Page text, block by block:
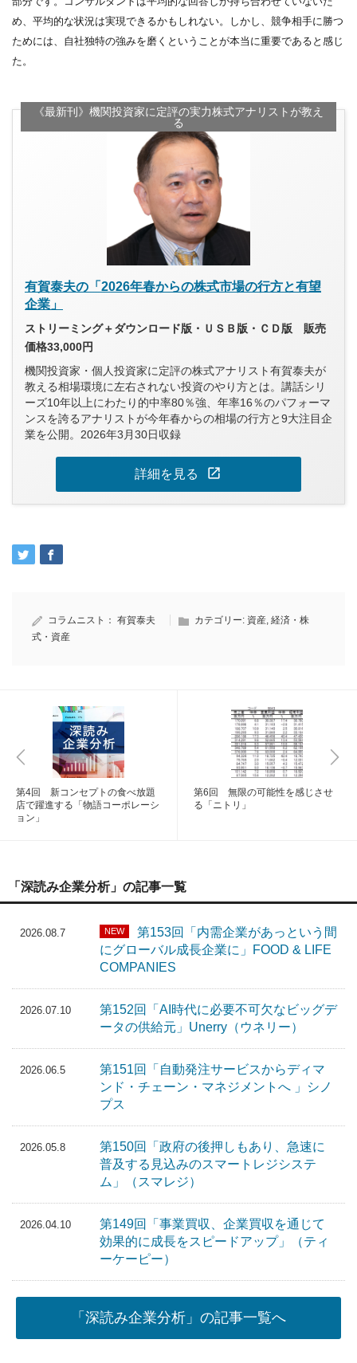
め、平均的な状況は実現できるかもしれない。しかし、競争相手に勝つ
ためには、自社独特の強みを磨くということが本当に重要であると感じ
た。
《最新刊》機関投資家に定評の実力株式アナリストが教え
る
有賀泰夫の「2026年春からの株式市場の行方と有望
企業」
ストリーミング＋ダウンロード版・ＵＳＢ版・ＣＤ版 販売
価格33,000円
機関投資家・個人投資家に定評の株式アナリスト有賀泰夫が
教える相場環境に左右されない投資のやり方とは。講話シリ
ーズ10年以上にわたり的中率80％強、年率16％のパフォーマ
ンスを誇るアナリストが今年春からの相場の行方と9大注目企
業を公開。2026年3月30日収録
詳細を見る open_in_new
コラムニスト： 有賀泰夫 カテゴリー: 資産 経済・株
式・資産
第4回 新コンセプトの食べ放題
店で躍進する「物語コーポレーシ
ョン」
第6回 無限の可能性を感じさせ
る「ニトリ」
「深読み企業分析」の記事一覧
2026.08.7 NEW
第153回「内需企業があっという間
にグローバル成長企業に」FOOD & LIFE
COMPANIES
2026.07.10
第152回「AI時代に必要不可欠なビッグデ
ータの供給元」Unerry（ウネリー）
2026.06.5
第151回「自動発注サービスからディマ
ンド・チェーン・マネジメントへ 」シノ
プス
2026.05.8
第150回「政府の後押しもあり、急速に
普及する見込みのスマートレジシステ
ム」（スマレジ）
2026.04.10
第149回「事業買収、企業買収を通じて
効果的に成長をスピードアップ」（ティ
ーケーピー）
「深読み企業分析」の記事一覧へ